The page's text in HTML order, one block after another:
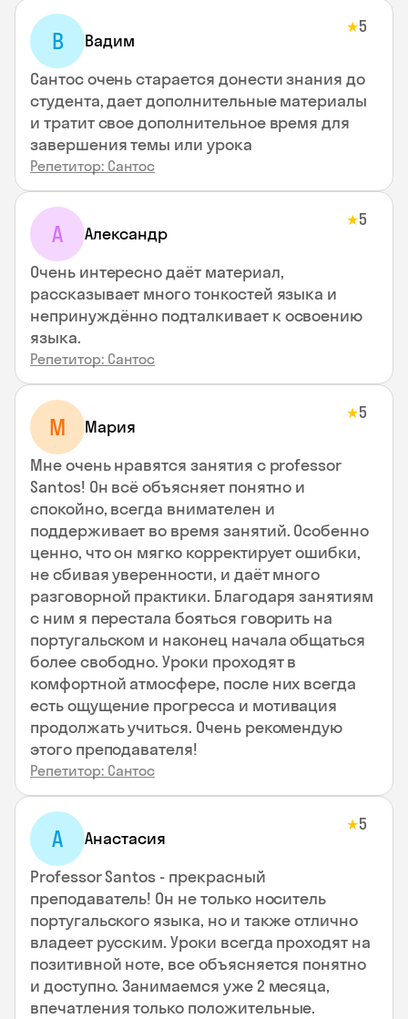
В Вадим
★5
Сантос очень старается донести знания до
студента, дает дополнительные материалы
и тратит свое дополнительное время для
завершения темы или урока
Репетитор: Сантос
А Александр
★5
Очень интересно даёт материал,
рассказывает много тонкостей языка и
непринуждённо подталкивает к освоению
языка.
Репетитор: Сантос
М Мария
★5
Мне очень нравятся занятия с professor
Santos! Он всё объясняет понятно и
спокойно, всегда внимателен и
поддерживает во время занятий. Особенно
ценно, что он мягко корректирует ошибки,
не сбивая уверенности, и даёт много
разговорной практики. Благодаря занятиям
с ним я перестала бояться говорить на
португальском и наконец начала общаться
более свободно. Уроки проходят в
комфортной атмосфере, после них всегда
есть ощущение прогресса и мотивация
продолжать учиться. Очень рекомендую
этого преподавателя!
Репетитор: Сантос
А Анастасия
★5
Professor Santos - прекрасный
преподаватель! Он не только носитель
португальского языка, но и также отлично
владеет русским. Уроки всегда проходят на
позитивной ноте, все объясняется понятно
и доступно. Занимаемся уже 2 месяца,
впечатления только положительные.